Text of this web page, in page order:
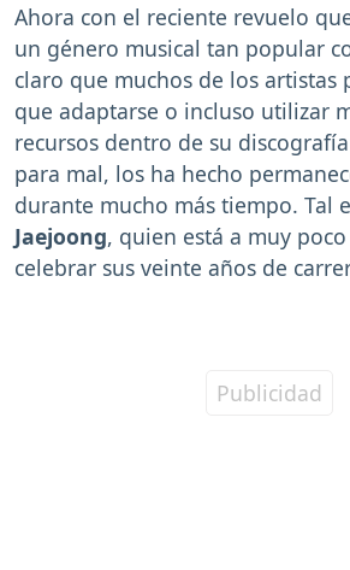
Ahora con el reciente revuelo
un género musical tan popular
claro que muchos de los artistas
que adaptarse o incluso utilizar
recursos dentro de su
para mal, los ha hecho
durante mucho más tiempo. Tal
Jaejoong, quien está a muy
celebrar sus veinte años de